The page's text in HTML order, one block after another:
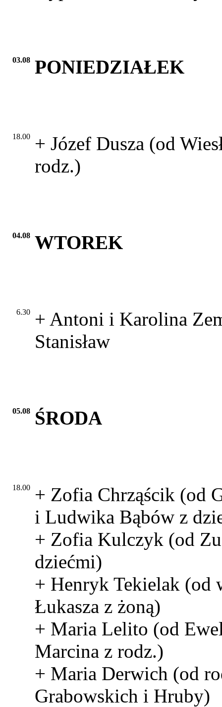
03.08 PONIEDZIAŁEK
18.00
+ Józef Dusza (od
rodz.)
04.08 WTOREK
6.30
+ Antoni i Karolina
Stanisław
05.08 ŚRODA
18.00
+ Zofia Chrząścik (od
i Ludwika Bąbów z
+ Zofia Kulczyk (od
dziećmi)
+ Henryk Tekielak (od
Łukasza z żoną)
+ Maria Lelito (od
Marcina z rodz.)
+ Maria Derwich (od
Grabowskich i Hruby)